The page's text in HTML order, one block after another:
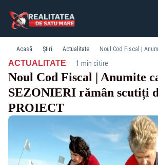
Acasă Știri Actualitate
ACTUALITATE· 1 min citire
Noul Cod Fiscal | Anumite
SEZONIERI rămân scutiți
PROIECT